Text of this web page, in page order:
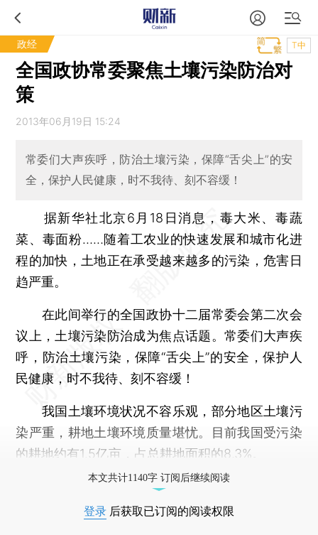
政经 T中
全国政协常委聚焦土壤污染防治对
策
2013年06月19日 15:24
常委们大声疾呼，防治土壤污染，保障“舌尖上”的安
全，保护人民健康，时不我待、刻不容缓！
据新华社北京6月18日消息，毒大米、毒蔬
菜、毒面粉……随着工农业的快速发展和城市化进
程的加快，土地正在承受越来越多的污染，危害日
趋严重。
在此间举行的全国政协十二届常委会第二次会
议上，土壤污染防治成为焦点话题。常委们大声疾
呼，防治土壤污染，保障“舌尖上”的安全，保护人
民健康，时不我待、刻不容缓！
我国土壤环境状况不容乐观，部分地区土壤污
染严重，耕地土壤环境质量堪忧。目前我国受污染
的耕地约有1.5亿亩，占总耕地面积的8.3%。
本文共计1140字 订阅后继续阅读
登录 后获取已订阅的阅读权限